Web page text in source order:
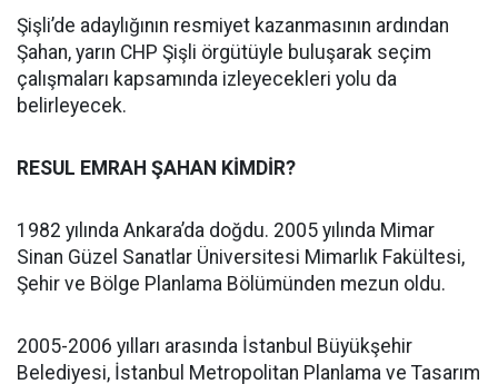
Şişli’de adaylığının resmiyet kazanmasının ardından
Şahan, yarın CHP Şişli örgütüyle buluşarak seçim
çalışmaları kapsamında izleyecekleri yolu da
belirleyecek.
RESUL EMRAH ŞAHAN KİMDİR?
1982 yılında Ankara’da doğdu. 2005 yılında Mimar
Sinan Güzel Sanatlar Üniversitesi Mimarlık Fakültesi,
Şehir ve Bölge Planlama Bölümünden mezun oldu.
2005-2006 yılları arasında İstanbul Büyükşehir
Belediyesi, İstanbul Metropolitan Planlama ve Tasarım